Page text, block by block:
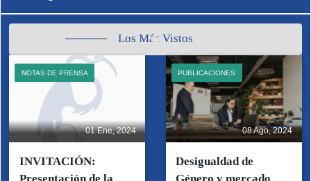
Los Más Vistos
01 Ene, 2024
NOTAS DE PRENSA
INVITACIÓN:
08 Ago, 2024
PUBLICACIONES
Desigualdad de